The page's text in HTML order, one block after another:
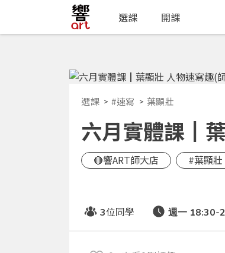
選課 開課
選課 #速寫 葉顯壯
六月實體課┃
🔴響ART師大店 #葉顯壯
3位同學 週一 18:30-